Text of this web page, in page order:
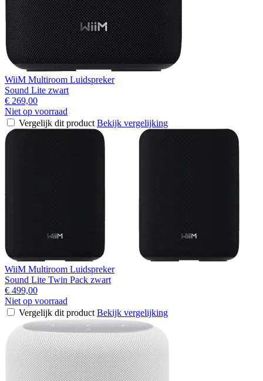
WiiM Multiroom Luidspreker
Sound Lite zwart
€ 269,00
Niet op voorraad
Vergelijk dit product Bekijk vergelijking
WiiM Multiroom Luidspreker
Sound Lite Twin Pack zwart
€ 499,00
Niet op voorraad
Vergelijk dit product Bekijk vergelijking